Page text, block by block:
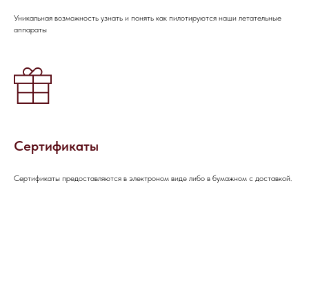
Уникальная возможность узнать и понять как пилотируются наши летательные
аппараты
Сертификаты
Сертификаты предоставляются в электроном виде либо в бумажном с доставкой.
НАПИШИТЕ НАМ В TELEGRAM